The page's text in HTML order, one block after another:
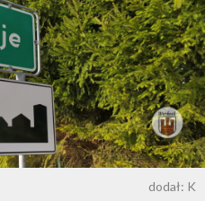
dodał: K